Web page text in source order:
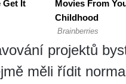
projektů
měli řídit